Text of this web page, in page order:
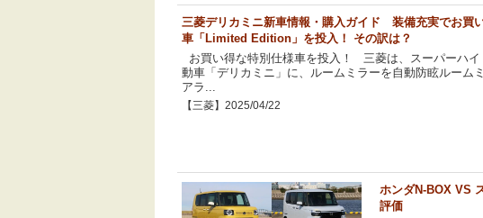
三菱デリカミニ新車情報・購入ガイド 装備充実でお買
車「Limited Edition」を投入！ その訳は？
お買い得な特別仕様車を投入！ 三菱は、スーパーハイ
動車「デリカミニ」に、ルームミラーを自動防眩ルーム
アラ...
【三菱】2025/04/22
ホンダN-BOX VS
評価